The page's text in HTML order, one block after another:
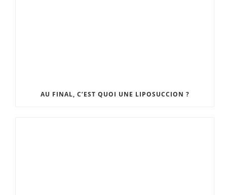
AU FINAL, C’EST QUOI UNE LIPOSUCCION ?